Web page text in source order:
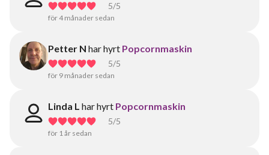
5/5
för 4 månader sedan
Petter N har hyrt Popcornmaskin
5/5
för 9 månader sedan
Linda L har hyrt Popcornmaskin
5/5
för 1 år sedan